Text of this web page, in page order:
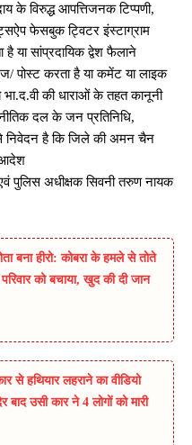
के विरुद्ध आपत्तिजनक टिप्पणी,
फेसबुक ट्विटर इंस्टाग्राम
या सांप्रदायिक द्वेश फैलाने
पोस्ट करता है या कमेंट या लाइक
की धाराओं के तहत कानूनी
दल के जन प्रतिनिधि,
से निवेदन है कि जिले की अमन चैन
आदेश
एवं पुलिस अधीक्षक सिवनी तरुण नायक
बना हीरो: कोबरा के हमले से तोते
को बचाया, खुद की दी जान
से हथियार लहराने का वीडियो
बाद उसी कार ने 4 लोगों को मारी